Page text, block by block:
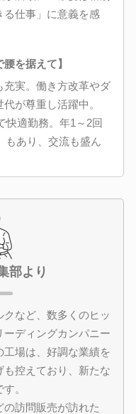
る仕事」に意義を感
を据えて】
充実。働き方改革やダ
が尊重し活躍中。
快適勤務。年1～2回
もあり、交流も盛ん
部より
など、数多くのヒッ
ーディングカンパニー
場は、好調な業績を
控えており、新たな
。
訪問販売が訪れた